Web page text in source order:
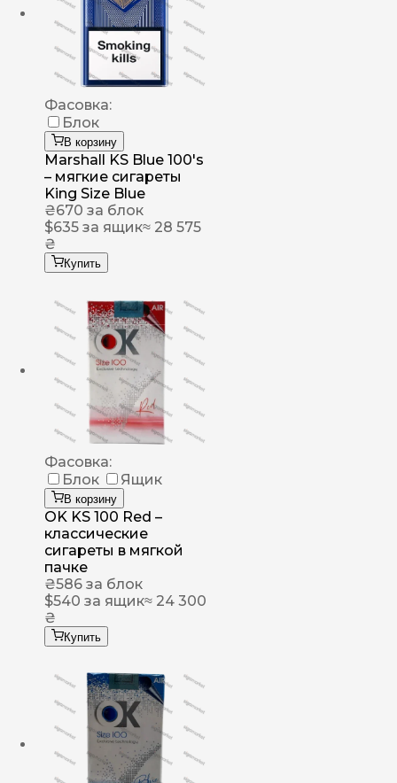
Фасовка:
Блок
В корзину
Marshall KS Blue 100's
– мягкие сигареты
King Size Blue
₴670 за блок
$635 за ящик≈ 28 575
₴
Купить
Фасовка:
Блок
Ящик
В корзину
OK KS 100 Red –
классические
сигареты в мягкой
пачке
₴586 за блок
$540 за ящик≈ 24 300
₴
Купить